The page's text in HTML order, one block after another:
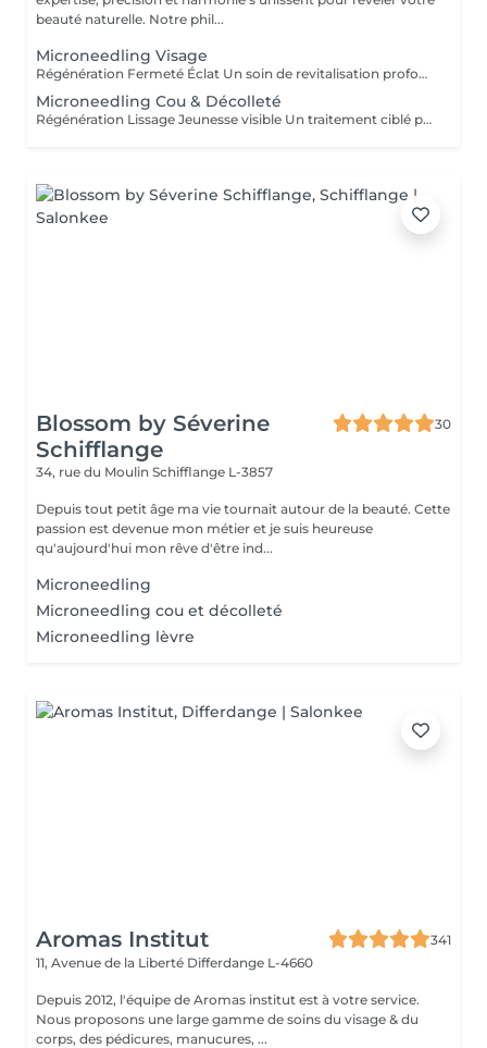
beauté naturelle. Notre phil...
Microneedling Visage
Régénération Fermeté Éclat Un soin de revitalisation profonde qui stimule naturellement la peau grâce à de micro-aiguilles très fines. Le microneedling crée de minuscules perforations à la surface de la peau, déclenchant un processus de réparation intense : production de collagène, d'élastine et meilleure absorption des actifs. Ce traitement améliore visiblement : la texture de la peau, les ridules, les pores dilatés, les cicatrices d'acné, le teint terne ou irrégulier. Résultat : une peau plus ferme, plus lisse, lumineuse et visiblement régénérée. Existe en cure 3 Séances
Microneedling Cou & Décolleté
Régénération Lissage Jeunesse visible Un traitement ciblé pour ces zones souvent oubliées mais particulièrement sensibles aux signes de l'âge. Grâce à la technique du microneedling de micro-aiguilles qui stimulent naturellement la peau ce soin active la production de collagène et d'élastine, tout en optimisant la pénétration d'actifs régénérants. Ce protocole améliore visiblement : la fermeté et l'élasticité, les ridules et le relâchement cutané, le teint irrégulier et les taches pigmentaires, la texture de la peau. Résultat : un cou et un décolleté lissés, raffermis, éclatants de jeunesse.
Blossom by Séverine
Schifflange
30
34, rue du Moulin Schifflange L-3857
Depuis tout petit âge ma vie tournait autour de la beauté. Cette
passion est devenue mon métier et je suis heureuse
qu'aujourd'hui mon rêve d'être ind...
Microneedling
Microneedling cou et décolleté
Microneedling lèvre
Aromas Institut
341
11, Avenue de la Liberté Differdange L-4660
Depuis 2012, l'équipe de Aromas institut est à votre service.
Nous proposons une large gamme de soins du visage & du
corps, des pédicures, manucures, ...